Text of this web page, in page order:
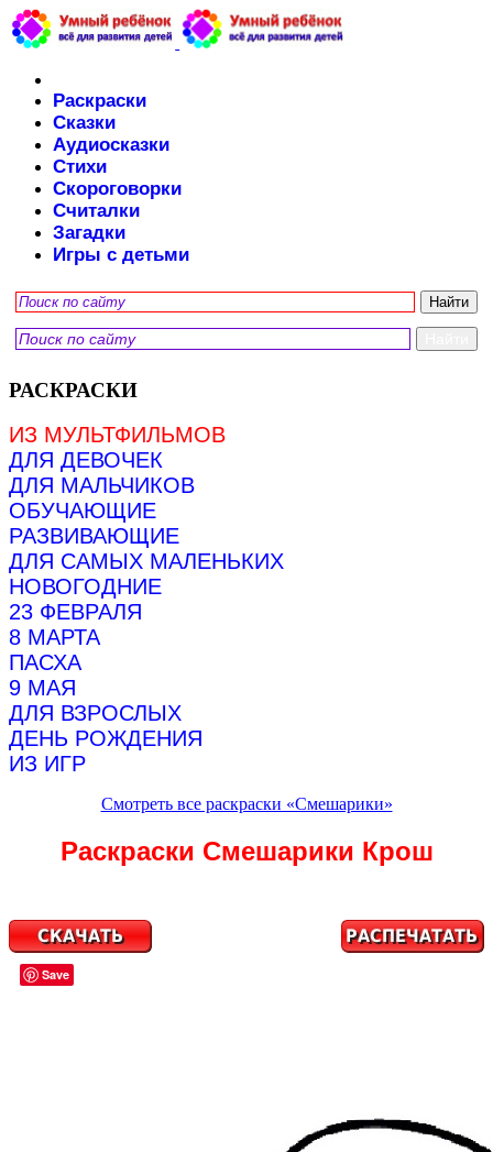
Раскраски
Сказки
Аудиосказки
Стихи
Скороговорки
Считалки
Загадки
Игры с детьми
РАСКРАСКИ
ИЗ МУЛЬТФИЛЬМОВ
ДЛЯ ДЕВОЧЕК
ДЛЯ МАЛЬЧИКОВ
ОБУЧАЮЩИЕ
РАЗВИВАЮЩИЕ
ДЛЯ САМЫХ МАЛЕНЬКИХ
НОВОГОДНИЕ
23 ФЕВРАЛЯ
8 МАРТА
ПАСХА
9 МАЯ
ДЛЯ ВЗРОСЛЫХ
ДЕНЬ РОЖДЕНИЯ
ИЗ ИГР
Смотреть все раскраски «Смешарики»
Раскраски Смешарики Крош
Save